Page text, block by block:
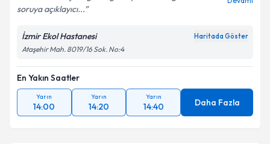
Kişisel verilerimin işlenmesine ilişkin
kapsamda işlenmesini kabul ediyorum.
soruya açıklayıcı...
İzmir Ekol Hastanesi Haritada Göster
Ataşehir Mah. 8019/16 Sok. No:4
En Yakın Saatler
Yarın
14:00
Yarın
14:20
Yarın
14:40 Daha Fazla